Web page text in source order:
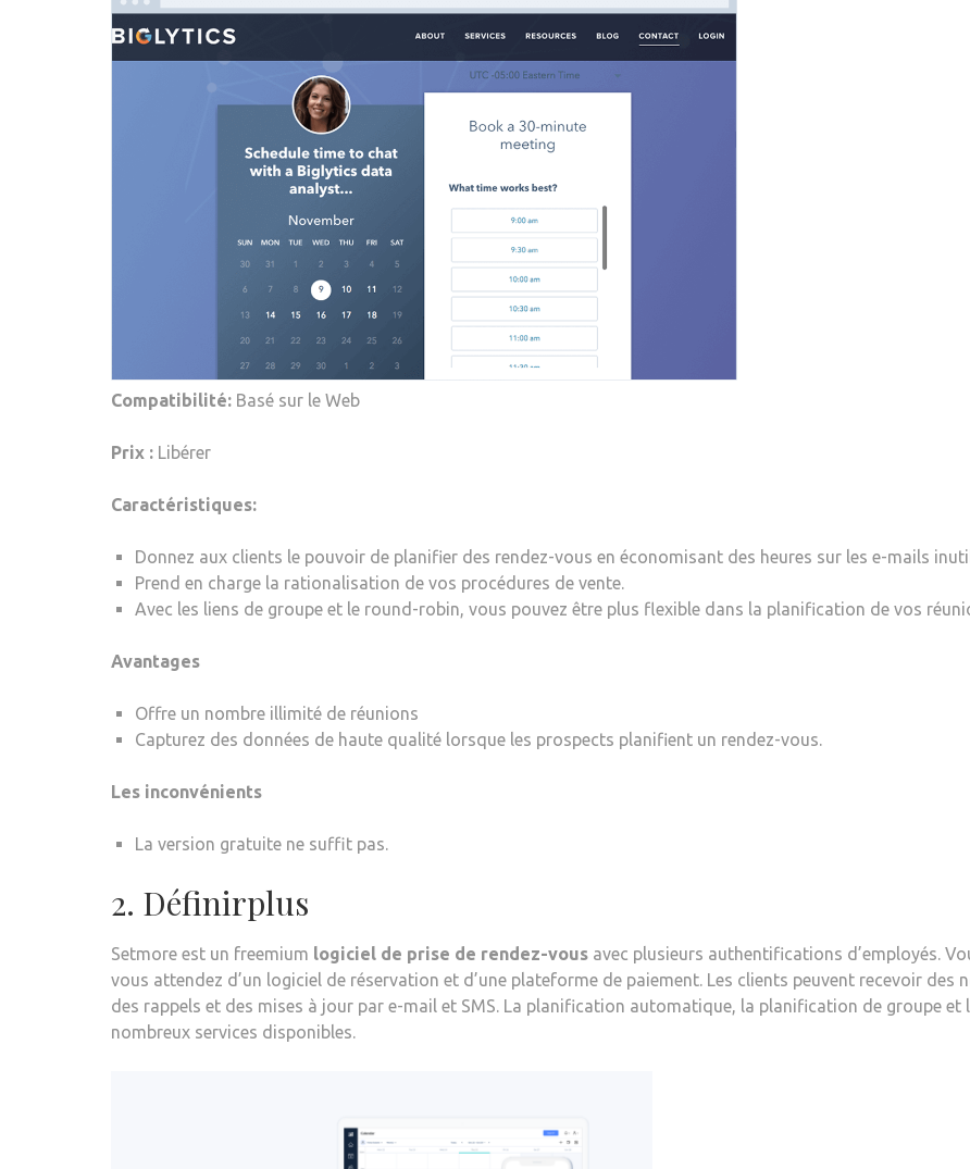
Compatibilité: Basé sur le Web
Prix : Libérer
Caractéristiques:
Donnez aux clients le pouvoir de planifier des rendez-vous en économisant des heures sur les e-mails
Prend en charge la rationalisation de vos procédures de vente.
Avec les liens de groupe et le round-robin, vous pouvez être plus flexible dans la planification de vos
Avantages
Offre un nombre illimité de réunions
Capturez des données de haute qualité lorsque les prospects planifient un rendez-vous.
Les inconvénients
La version gratuite ne suffit pas.
2. Définirplus
Setmore est un freemium logiciel de prise de rendez-vous avec plusieurs authentifications d’employés.
vous attendez d’un logiciel de réservation et d’une plateforme de paiement. Les clients peuvent recevoir
des rappels et des mises à jour par e-mail et SMS. La planification automatique, la planification de groupe
nombreux services disponibles.